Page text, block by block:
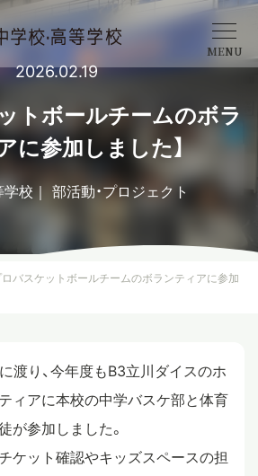
ム
MENU
2026.02.19
トボールチームのボラ
に参加しました】
学校 部活動・プロジェクト
ロバスケットボールチームのボランティアに参加
渡り、今年度もB3立川ダイスのホ
ィアに本校の中学バスケ部と体育
が参加しました。
ケット確認やキッズスペースの担